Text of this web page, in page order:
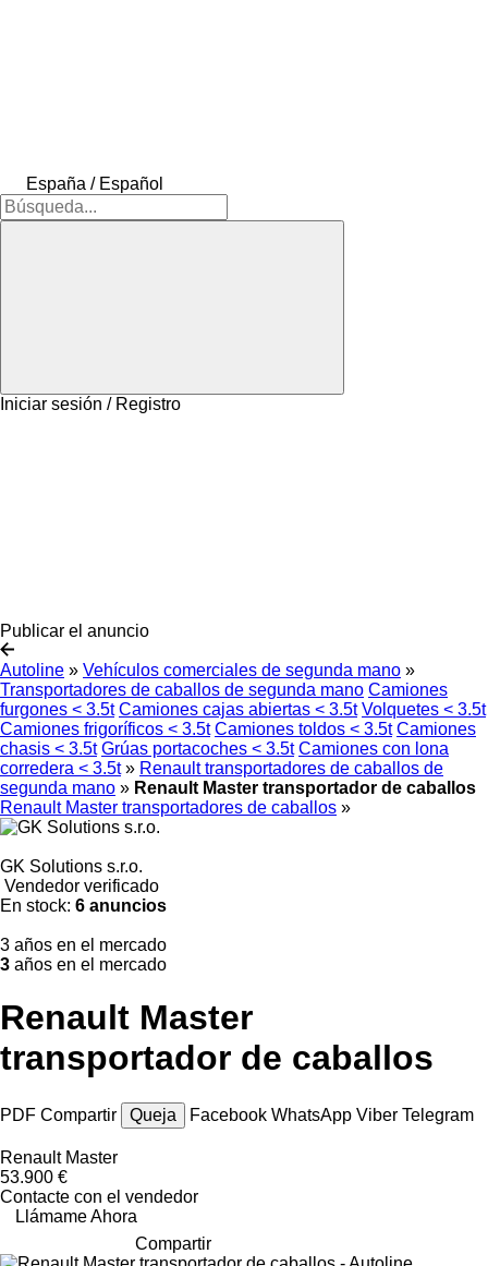
España / Español
Iniciar sesión / Registro
Publicar el anuncio
Autoline » Vehículos comerciales de segunda mano »
Transportadores de caballos de segunda mano Camiones
furgones < 3.5t Camiones cajas abiertas < 3.5t Volquetes < 3.5t
Camiones frigoríficos < 3.5t Camiones toldos < 3.5t Camiones
chasis < 3.5t Grúas portacoches < 3.5t Camiones con lona
corredera < 3.5t » Renault transportadores de caballos de
segunda mano » Renault Master transportador de caballos
Renault Master transportadores de caballos »
GK Solutions s.r.o.
Vendedor verificado
En stock: 6 anuncios
3 años en el mercado
3 años en el mercado
Renault Master
transportador de caballos
PDF Compartir Queja Facebook WhatsApp Viber Telegram
Renault Master
53.900 €
Contacte con el vendedor
Llámame Ahora
Compartir